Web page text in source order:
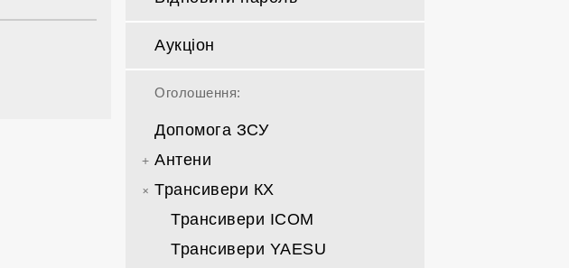
Аукціон
Оголошення:
Допомога ЗСУ
Антени
Спрямовані КВ
Спрямовані УКХ
Всі вертикали
Трансивери КХ
Трансивери ICOM
Трансивери YAESU